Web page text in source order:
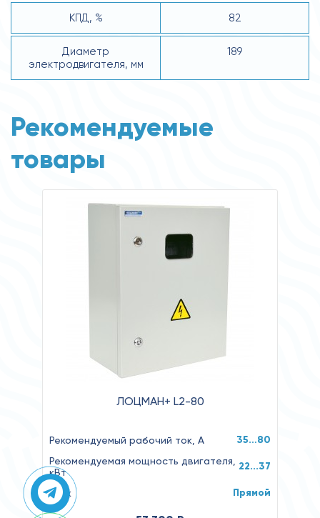
КПД, % 82
Диаметр
электродвигателя, мм
189
Рекомендуемые
товары
ЛОЦМАН+ L2-80
Рекомендуемый рабочий ток, А 35…80
Рекомендуемая мощность двигателя,
кВт
22...37
Пуск Прямой